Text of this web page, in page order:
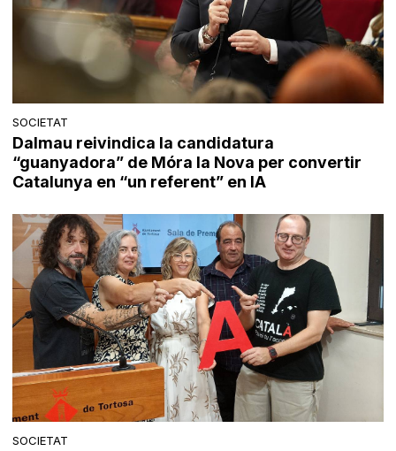
SOCIETAT
Dalmau reivindica la candidatura
“guanyadora” de Móra la Nova per convertir
Catalunya en “un referent” en IA
SOCIETAT